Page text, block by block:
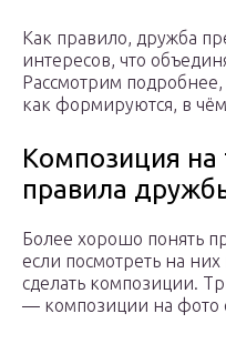
Как правило, дружба
интересов, что
Рассмотрим
как формируются, в
Композиция на
правила
Более хорошо понять
если посмотреть на
сделать композиции.
— композиции на фото